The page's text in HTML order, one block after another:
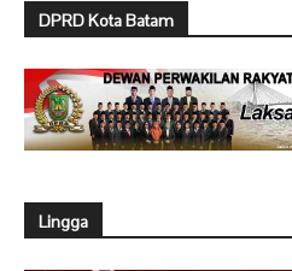
DPRD Kota Batam
Lingga